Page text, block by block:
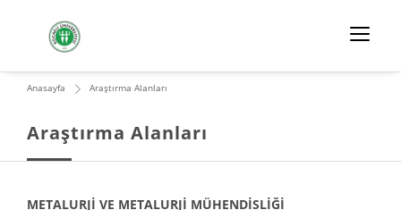
Araştırma Alanları
Anasayfa Araştırma Alanları
METALURJI VE METALURJI MÜHENDISLIĞI